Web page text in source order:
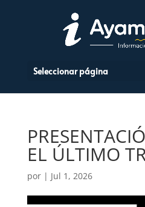
Seleccionar página
EL ÚLTIMO
por | Jul 1, 2026